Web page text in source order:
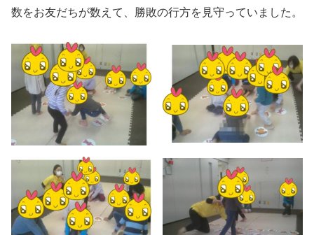
数をお友だちが数えて、勝敗の行方を見守っていました。